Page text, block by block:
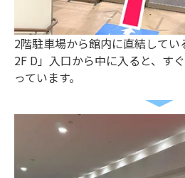
2階駐車場から館内に直結して
2F D」入口から中に入ると、す
っています。